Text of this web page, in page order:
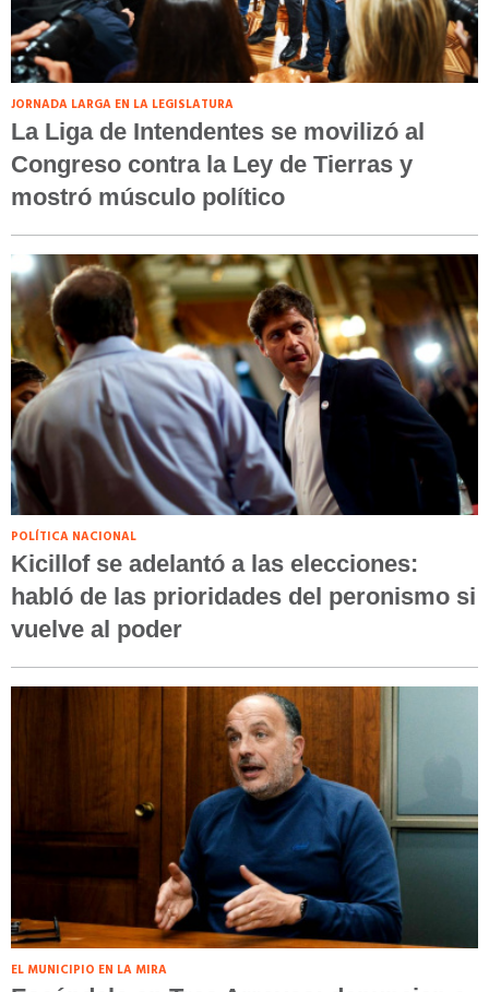
JORNADA LARGA EN LA LEGISLATURA
La Liga de Intendentes se movilizó al
Congreso contra la Ley de Tierras y
mostró músculo político
POLÍTICA NACIONAL
Kicillof se adelantó a las elecciones:
habló de las prioridades del peronismo si
vuelve al poder
EL MUNICIPIO EN LA MIRA